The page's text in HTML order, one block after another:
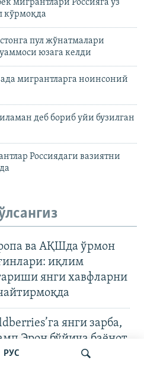
РУС
мигрантлари Россияга ўз
кўрмоқда
пул жўнатмалари
юзага келди
мигрантларга ноинсоний
деб бориб уйи бузилган
Россиядаги вазиятни
ва АҚШда ўрмон
иқлим
янги хавфларни
янги зарба,
Эрон бўйича баёнот